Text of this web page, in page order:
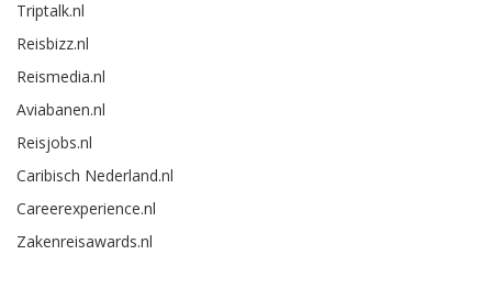
Triptalk.nl
Reisbizz.nl
Reismedia.nl
Aviabanen.nl
Reisjobs.nl
Caribisch Nederland.nl
Careerexperience.nl
Zakenreisawards.nl